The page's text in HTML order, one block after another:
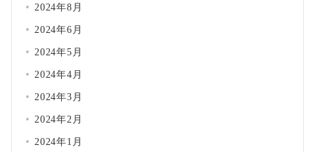
2024年8月
2024年6月
2024年5月
2024年4月
2024年3月
2024年2月
2024年1月